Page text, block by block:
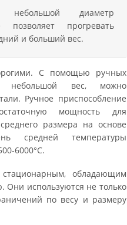
диаметр
позволяет прогревать
и больший вес.
С помощью ручных
небольшой вес, можно
Ручное приспособление
мощность для
размера на основе
средней температуры
6000°C.
обладающим
Они используются не только
по весу и размеру